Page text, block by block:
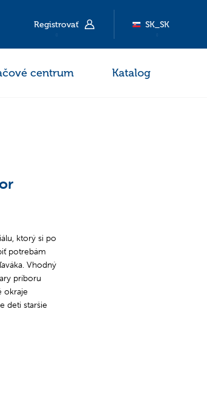
Registrovať SK_SK
centrum Katalog
ktorý si po
potrebám
Vhodný
príboru
okraje
deti staršie